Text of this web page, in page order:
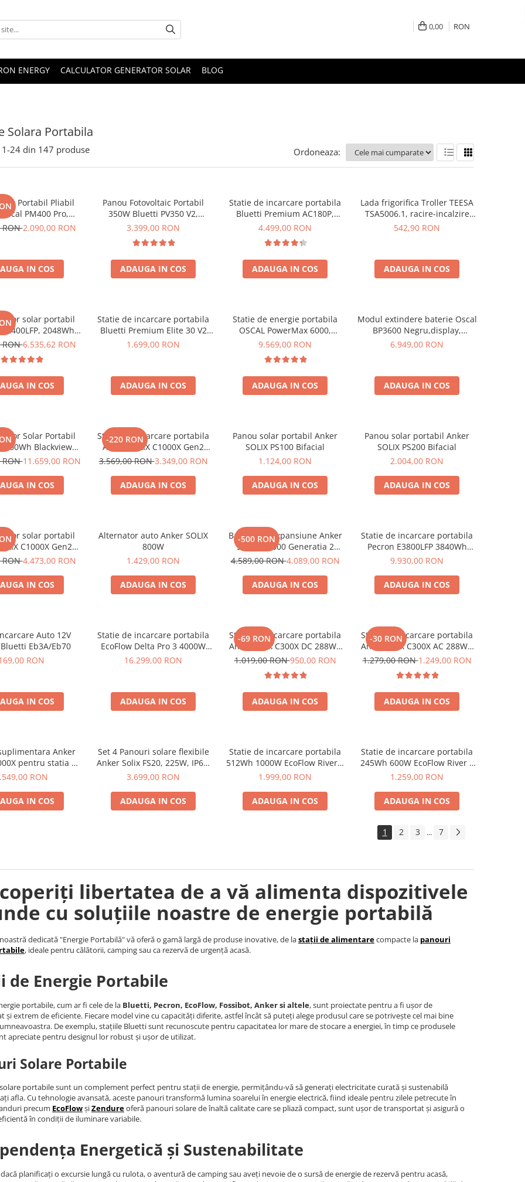
0,00 RON
ENERGY CALCULATOR GENERATOR SOLAR BLOG
Solara Portabila
1-24 din 147 produse Ordoneaza:
Portabil Pliabil
PM400 Pro,
ETFE, IP67
RON2.090,00 RON
IN COS
Panou Fotovoltaic Portabil
350W Bluetti PV350 V2,
Monocristalin, MC4, ETFE,
3.399,00 RON
ADAUGA IN COS
Statie de incarcare portabila
Bluetti Premium AC180P,
Ecran LCD, 1800W, 1440Wh,
4.499,00 RON
ADAUGA IN COS
Lada frigorifica Troller TEESA
TSA5006.1, racire-incalzire
35L, alimentare bricheta auto
542,90 RON
ADAUGA IN COS
solar portabil
E2400LFP, 2048Wh,
Incarcare super
Protectie BMS +
solar 200W
RON6.535,62 RON
IN COS
Statie de incarcare portabila
Bluetti Premium Elite 30 V2
600W 320Wh
1.699,00 RON
ADAUGA IN COS
Statie de energie portabila
OSCAL PowerMax 6000,
6000W (9000W varf), baterie
rapida in 1.96h, 14 porturi,
USB-C 100W, control inteligent
la distanta, functionalitate
UPS
9.569,00 RON
ADAUGA IN COS
Modul extindere baterie Oscal
BP3600 Negru,display,
compatibil cu Oscal PowerMax
6.949,00 RON
ADAUGA IN COS
Solar Portabil
Blackview
PowerMax 6000 +
RON11.659,00 RON
IN COS
-220 RON
Statie de incarcare portabila
Anker SOLIX C1000X Gen2
2000W 1024Wh
3.569,00 RON3.349,00 RON
ADAUGA IN COS
Panou solar portabil Anker
SOLIX PS100 Bifacial
1.124,00 RON
ADAUGA IN COS
Panou solar portabil Anker
SOLIX PS200 Bifacial
2.004,00 RON
ADAUGA IN COS
solar portabil
C1000X Gen2
+ panou 100W
RON4.473,00 RON
IN COS
Alternator auto Anker SOLIX
800W
1.429,00 RON
ADAUGA IN COS
-500 RON
Baterie de expansiune Anker
Solix BP2000 Generatia 2
pentru Anker Solix C2000 Gen
4.589,00 RON4.089,00 RON
ADAUGA IN COS
Statie de incarcare portabila
Pecron E3800LFP 3840Wh
4200W + Carucior CADOU
9.930,00 RON
ADAUGA IN COS
Auto 12V
Eb3A/Eb70
RON
IN COS
Statie de incarcare portabila
EcoFlow Delta Pro 3 4000W
4096Wh
16.299,00 RON
ADAUGA IN COS
-69 RON
Statie de incarcare portabila
Anker Solix C300X DC 288Wh
300W
1.019,00 RON950,00 RON
ADAUGA IN COS
-30 RON
Statie de incarcare portabila
Anker Solix C300X AC 288Wh
300W
1.279,00 RON1.249,00 RON
ADAUGA IN COS
Anker
pentru statia de
portabila Anker
RON
IN COS
Set 4 Panouri solare flexibile
Anker Solix FS20, 225W, IP67,
Tehnologie TOPCon
3.699,00 RON
ADAUGA IN COS
Statie de incarcare portabila
512Wh 1000W EcoFlow River 2
Max
1.999,00 RON
ADAUGA IN COS
Statie de incarcare portabila
245Wh 600W EcoFlow River 3
UPS
1.259,00 RON
ADAUGA IN COS
1 2 3 ... 7
libertatea de a vă alimenta dispozitivele
cu soluțiile noastre de energie portabilă
dedicată "Energie Portabilă" vă oferă o gamă largă de produse inovative, de lastații de alimentarecompacte la panouri
, ideale pentru călătorii, camping sau ca rezervă de urgență acasă.
de Energie Portabile
portabile, cum ar fi cele de la Bluetti, Pecron, EcoFlow, Fossibot, Anker si altele, sunt proiectate pentru a fi ușor de
și extrem de eficiente. Fiecare model vine cu capacități diferite, astfel încât să puteți alege produsul care se potrivește cel mai bine
De exemplu, stațiile Bluetti sunt recunoscute pentru capacitatea lor mare de stocare a energiei, în timp ce produsele
apreciate pentru designul lor robust și ușor de utilizat.
Solare Portabile
portabile sunt un complement perfect pentru stații de energie, permițându-vă să generați electricitate curată și sustenabilă
afla. Cu tehnologie avansată, aceste panouri transformă lumina soarelui în energie electrică, fiind ideale pentru zilele petrecute în
precum EcoFlowșiZendureoferă panouri solare de înaltă calitate care se pliază compact, sunt ușor de transportat și asigură o
în condiții de iluminare variabile.
Energetică și Sustenabilitate
planificați o excursie lungă cu rulota, o aventură de camping sau aveți nevoie de o sursă de energie de rezervă pentru acasă,